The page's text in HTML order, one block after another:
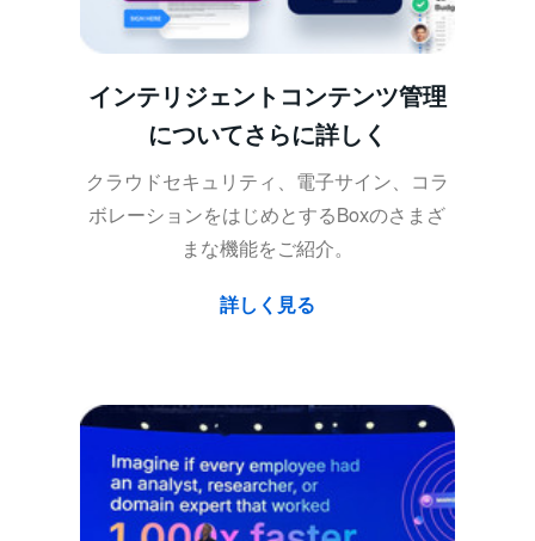
インテリジェントコンテンツ管理
についてさらに詳しく
クラウドセキュリティ、電子サイン、コラ
ボレーションをはじめとするBoxのさまざ
まな機能をご紹介。
詳しく見る